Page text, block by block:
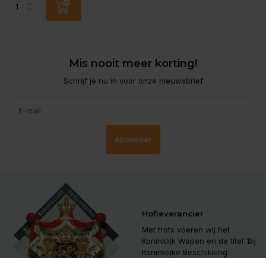
Mis nooit meer korting!
Schrijf je nu in voor onze nieuwsbrief
Abonneer
Hofleverancier
Met trots voeren wij het
Koninklijk Wapen en de titel ‘Bij
Koninklijke Beschikking